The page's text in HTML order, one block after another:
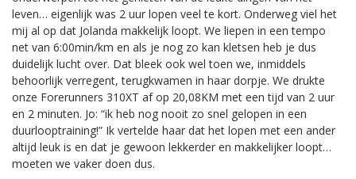
leven… eigenlijk was 2 uur lopen veel te kort. Onderweg viel het
mij al op dat Jolanda makkelijk loopt. We liepen in een tempo
net van 6:00min/km en als je nog zo kan kletsen heb je dus
duidelijk lucht over. Dat bleek ook wel toen we, inmiddels
behoorlijk verregent, terugkwamen in haar dorpje. We drukte
onze Forerunners 310XT af op 20,08KM met een tijd van 2 uur
en 2 minuten. Jo: “ik heb nog nooit zo snel gelopen in een
duurlooptraining!” Ik vertelde haar dat het lopen met een ander
altijd leuk is en dat je gewoon lekkerder en makkelijker loopt…
moeten we vaker doen dus.